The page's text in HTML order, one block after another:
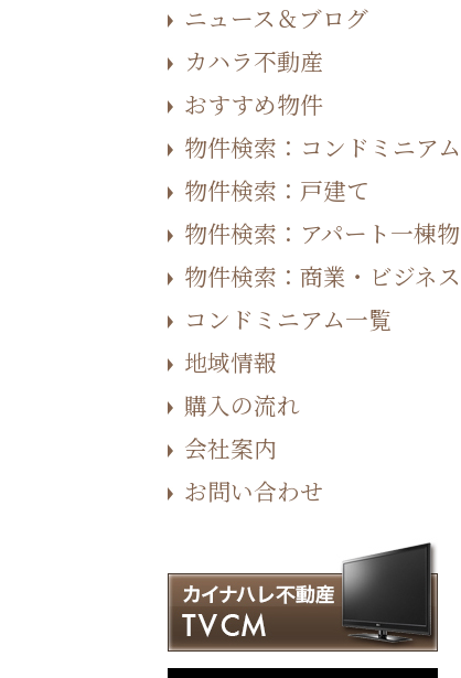
ニュース＆ブログ
カハラ不動産
おすすめ物件
物件検索：コンドミニアム
物件検索：戸建て
物件検索：アパート一棟物
物件検索：商業・ビジネス
コンドミニアム一覧
地域情報
購入の流れ
会社案内
お問い合わせ